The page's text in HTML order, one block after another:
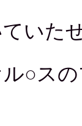
いた
○ス